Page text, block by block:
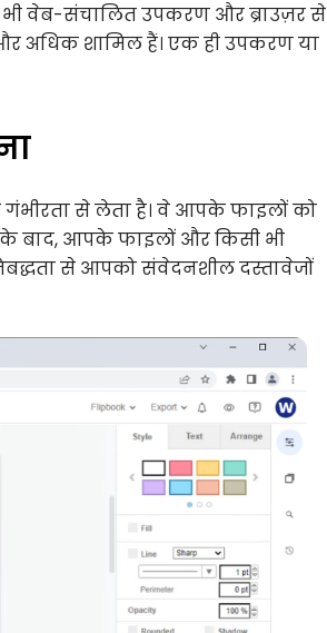
वेब-संचालित उपकरण और ब्राउज़र से
अधिक शामिल हैं। एक ही उपकरण या
गंभीरता से लेता है। वे आपके फाइलों को
बाद, आपके फाइलों और किसी भी
से आपको संवेदनशील दस्तावेजों